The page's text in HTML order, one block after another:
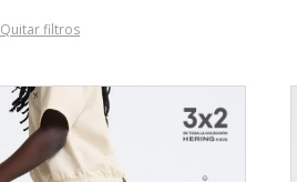
Quitar filtros